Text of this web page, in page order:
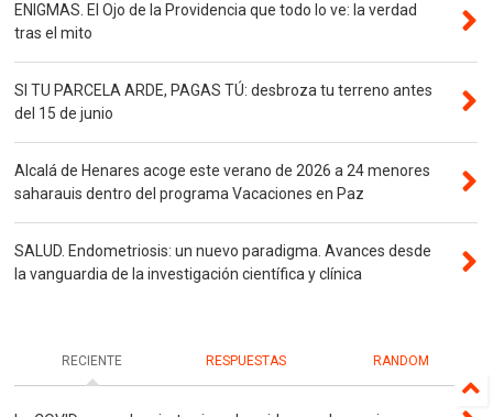
ENIGMAS. El Ojo de la Providencia que todo lo ve: la verdad
tras el mito
SI TU PARCELA ARDE, PAGAS TÚ: desbroza tu terreno antes
del 15 de junio
Alcalá de Henares acoge este verano de 2026 a 24 menores
saharauis dentro del programa Vacaciones en Paz
SALUD. Endometriosis: un nuevo paradigma. Avances desde
la vanguardia de la investigación científica y clínica
RECIENTE RESPUESTAS RANDOM